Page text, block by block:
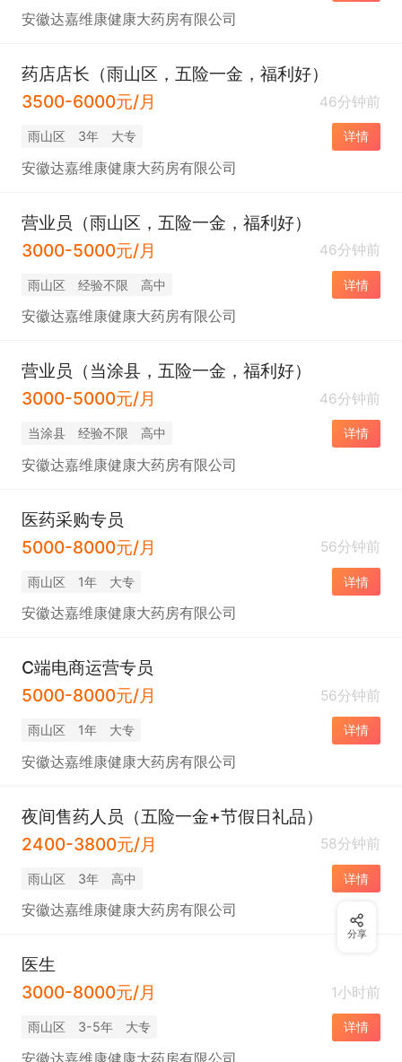
安徽达嘉维康健康大药房有限公司
药店店长（雨山区，五险一金，福利好）
3500-6000元/月
46分钟前
雨山区 3年 大专 详情
安徽达嘉维康健康大药房有限公司
营业员（雨山区，五险一金，福利好）
3000-5000元/月
46分钟前
雨山区 经验不限 高中 详情
安徽达嘉维康健康大药房有限公司
营业员（当涂县，五险一金，福利好）
3000-5000元/月
46分钟前
当涂县 经验不限 高中 详情
安徽达嘉维康健康大药房有限公司
医药采购专员
5000-8000元/月
56分钟前
雨山区 1年 大专 详情
安徽达嘉维康健康大药房有限公司
C端电商运营专员
5000-8000元/月
56分钟前
雨山区 1年 大专 详情
安徽达嘉维康健康大药房有限公司
夜间售药人员（五险一金+节假日礼品）
2400-3800元/月
58分钟前
雨山区 3年 高中 详情
安徽达嘉维康健康大药房有限公司
医生
3000-8000元/月
1小时前
雨山区 3-5年 大专 详情
安徽达嘉维康健康大药房有限公司
分享